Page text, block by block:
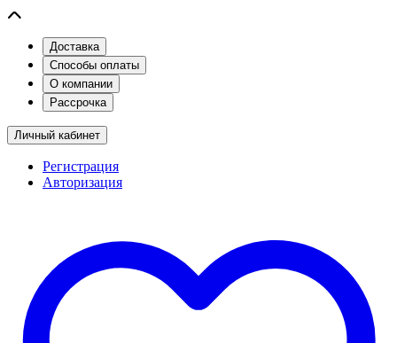
Доставка
Способы оплаты
О компании
Рассрочка
Личный кабинет
Регистрация
Авторизация